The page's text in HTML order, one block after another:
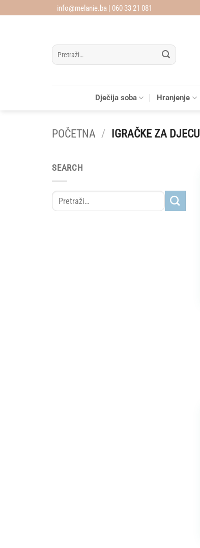
info@melanie.ba | 060 33 21 081
Pretraži:
Dječija soba Hranjenje
POČETNA / IGRAČKE ZA DJECU
SEARCH